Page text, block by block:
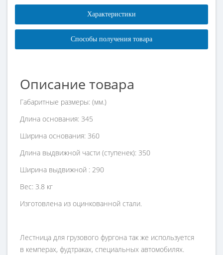
Характеристики
Способы получения товара
Описание товара
Габаритные размеры: (мм.)
Длина основания: 345
Ширина основания: 360
Длина выдвижной части (ступенек): 350
Ширина выдвижной : 290
Вес: 3.8 кг
Изготовлена из оцинкованной стали.
Лестница для грузового фургона так же используется
в кемперах, фудтраках, специальных автомобилях.